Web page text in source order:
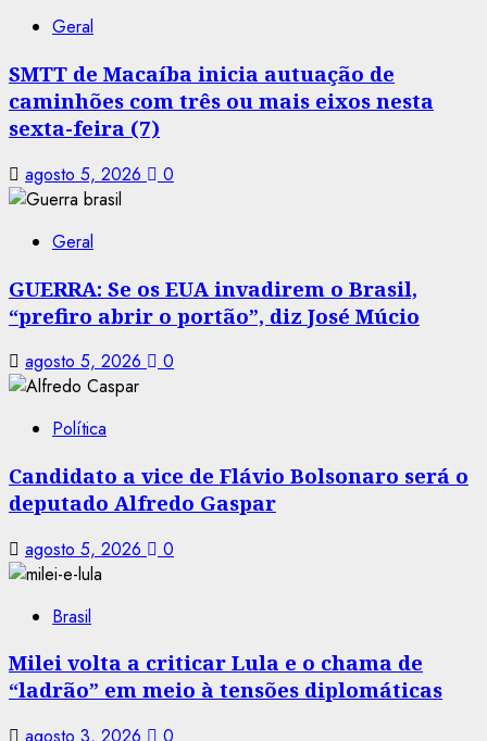
Geral
SMTT de Macaíba inicia autuação de
caminhões com três ou mais eixos nesta
sexta-feira (7)
agosto 5, 2026 0
Geral
GUERRA: Se os EUA invadirem o Brasil,
“prefiro abrir o portão”, diz José Múcio
agosto 5, 2026 0
Política
Candidato a vice de Flávio Bolsonaro será o
deputado Alfredo Gaspar
agosto 5, 2026 0
Brasil
Milei volta a criticar Lula e o chama de
“ladrão” em meio à tensões diplomáticas